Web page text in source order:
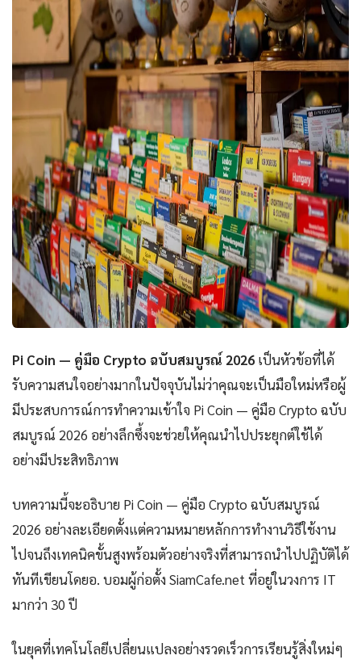
Pi Coin — คู่มือ Crypto ฉบับสมบูรณ์ 2026 เป็นหัวข้อที่ได้
รับความสนใจอย่างมากในปัจจุบันไม่ว่าคุณจะเป็นมือใหม่หรือผู้
มีประสบการณ์การทำความเข้าใจ Pi Coin — คู่มือ Crypto ฉบับ
สมบูรณ์ 2026 อย่างลึกซึ้งจะช่วยให้คุณนำไปประยุกต์ใช้ได้
อย่างมีประสิทธิภาพ
บทความนี้จะอธิบาย Pi Coin — คู่มือ Crypto ฉบับสมบูรณ์
2026 อย่างละเอียดตั้งแต่ความหมายหลักการทำงานวิธีใช้งาน
ไปจนถึงเทคนิคขั้นสูงพร้อมตัวอย่างจริงที่สามารถนำไปปฏิบัติได้
ทันทีเขียนโดยอ. บอมผู้ก่อตั้ง SiamCafe.net ที่อยู่ในวงการ IT
มากว่า 30 ปี
ในยุคที่เทคโนโลยีเปลี่ยนแปลงอย่างรวดเร็วการเรียนรู้สิ่งใหม่ๆ